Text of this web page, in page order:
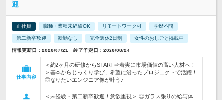
迎
正社員 職種・業種未経験OK リモートワーク可 学歴不問
第二新卒歓迎 転勤なし 完全週休2日制 女性のおしごと掲載中
情報更新日：2026/07/21 終了予定日：2026/08/24
仕事内容
＜約2ヶ月の研修からSTART⇒着実に市場価値の高い人材へ！
＞基本からじっくり学び、希望に沿ったプロジェクトで活躍！
◎なりたいエンジニア像が叶う♪
＜未経験・第二新卒歓迎！意欲重視＞ ◎ガラス張りの給与体